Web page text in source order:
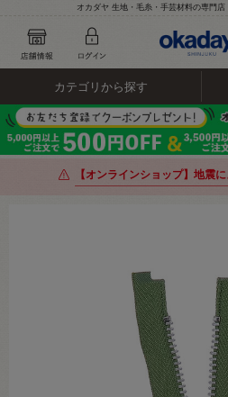
オカダヤ 生地・毛糸・手芸材料の専門店
カテゴリから探す
【オンラインショップ】地震